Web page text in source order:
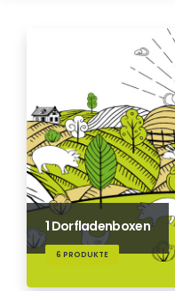
1 Dorfladenboxen
6 PRODUKTE